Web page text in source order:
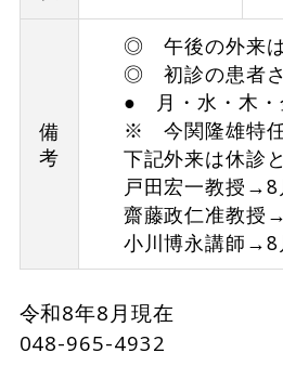
備
考
◎ 午後の外来は
◎ 初診の患者さ
● 月・水・木・
※ 今関隆雄特任
下記外来は休診
戸田宏一教授→8
齋藤政仁准教授
小川博永講師→8
令和8年8月現在
048-965-4932